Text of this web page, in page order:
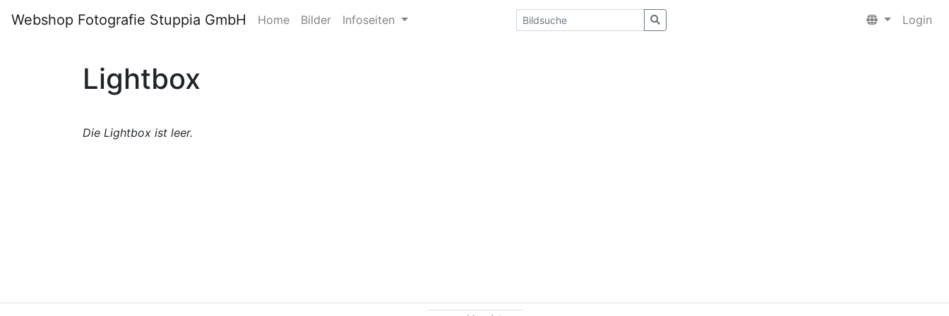
Webshop Fotografie Stuppia GmbH Home Bilder Infoseiten Login
Lightbox
Die Lightbox ist leer.